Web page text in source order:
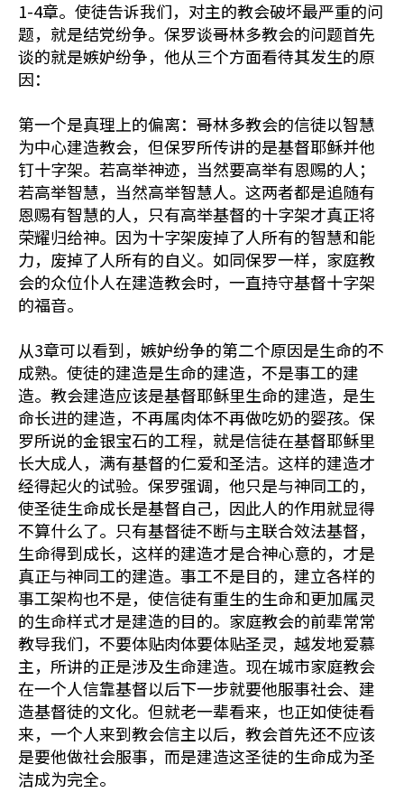
1-4章。使徒告诉我们，对主的教会破坏最严重的问
题，就是结党纷争。保罗谈哥林多教会的问题首先
谈的就是嫉妒纷争，他从三个方面看待其发生的原
因：
第一个是真理上的偏离：哥林多教会的信徒以智慧
为中心建造教会，但保罗所传讲的是基督耶稣并他
钉十字架。若高举神迹，当然要高举有恩赐的人；
若高举智慧，当然高举智慧人。这两者都是追随有
恩赐有智慧的人，只有高举基督的十字架才真正将
荣耀归给神。因为十字架废掉了人所有的智慧和能
力，废掉了人所有的自义。如同保罗一样，家庭教
会的众位仆人在建造教会时，一直持守基督十字架
的福音。
从3章可以看到，嫉妒纷争的第二个原因是生命的不
成熟。使徒的建造是生命的建造，不是事工的建
造。教会建造应该是基督耶稣里生命的建造，是生
命长进的建造，不再属肉体不再做吃奶的婴孩。保
罗所说的金银宝石的工程，就是信徒在基督耶稣里
长大成人，满有基督的仁爱和圣洁。这样的建造才
经得起火的试验。保罗强调，他只是与神同工的，
使圣徒生命成长是基督自己，因此人的作用就显得
不算什么了。只有基督徒不断与主联合效法基督，
生命得到成长，这样的建造才是合神心意的，才是
真正与神同工的建造。事工不是目的，建立各样的
事工架构也不是，使信徒有重生的生命和更加属灵
的生命样式才是建造的目的。家庭教会的前辈常常
教导我们，不要体贴肉体要体贴圣灵，越发地爱慕
主，所讲的正是涉及生命建造。现在城市家庭教会
在一个人信靠基督以后下一步就要他服事社会、建
造基督徒的文化。但就老一辈看来，也正如使徒看
来，一个人来到教会信主以后，教会首先还不应该
是要他做社会服事，而是建造这圣徒的生命成为圣
洁成为完全。